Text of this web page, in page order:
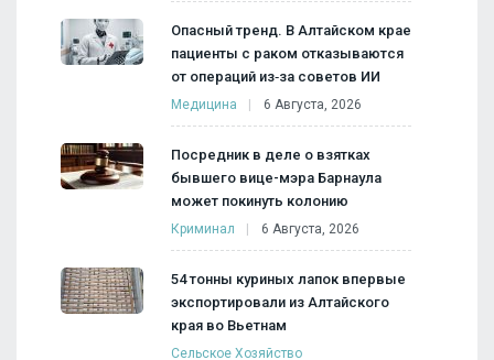
Опасный тренд. В Алтайском крае
пациенты с раком отказываются
от операций из‑за советов ИИ
Медицина 6 Августа, 2026
Посредник в деле о взятках
бывшего вице-мэра Барнаула
может покинуть колонию
Криминал 6 Августа, 2026
54 тонны куриных лапок впервые
экспортировали из Алтайского
края во Вьетнам
Сельское Хозяйство